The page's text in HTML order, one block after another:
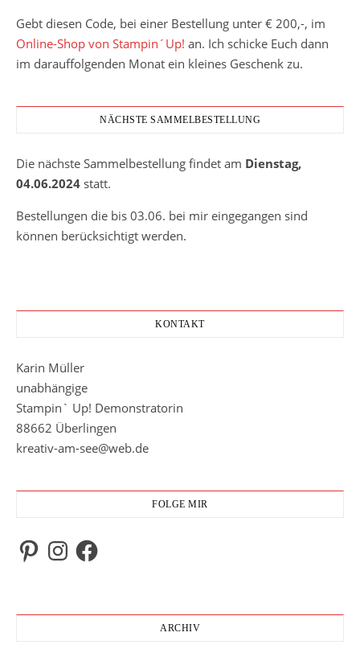
Gebt diesen Code, bei einer Bestellung unter € 200,-, im
Online-Shop von Stampin´Up! an. Ich schicke Euch dann
im darauffolgenden Monat ein kleines Geschenk zu.
NÄCHSTE SAMMELBESTELLUNG
Die nächste Sammelbestellung findet am Dienstag,
04.06.2024 statt.
Bestellungen die bis 03.06. bei mir eingegangen sind
können berücksichtigt werden.
KONTAKT
Karin Müller
unabhängige
Stampin` Up! Demonstratorin
88662 Überlingen
kreativ-am-see@web.de
FOLGE MIR
PinterestInstagramFacebook
ARCHIV